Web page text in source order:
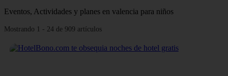
Eventos, Actividades y planes en valencia para niños
Mostrando 1 - 24 de 909 artículos